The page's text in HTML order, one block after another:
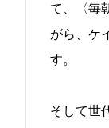
て、〈毎
がら、ケ
す。
そして世